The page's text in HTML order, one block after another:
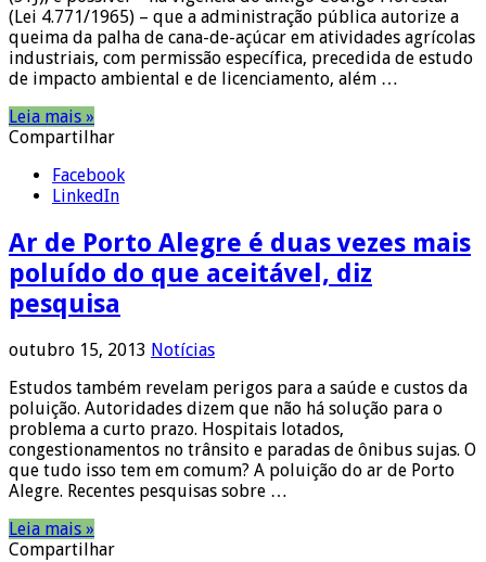
(Lei 4.771/1965) – que a administração pública autorize a
queima da palha de cana-de-açúcar em atividades agrícolas
industriais, com permissão específica, precedida de estudo
de impacto ambiental e de licenciamento, além …
Leia mais »
Compartilhar
Facebook
LinkedIn
Ar de Porto Alegre é duas vezes mais
poluído do que aceitável, diz
pesquisa
outubro 15, 2013 Notícias
Estudos também revelam perigos para a saúde e custos da
poluição. Autoridades dizem que não há solução para o
problema a curto prazo. Hospitais lotados,
congestionamentos no trânsito e paradas de ônibus sujas. O
que tudo isso tem em comum? A poluição do ar de Porto
Alegre. Recentes pesquisas sobre …
Leia mais »
Compartilhar